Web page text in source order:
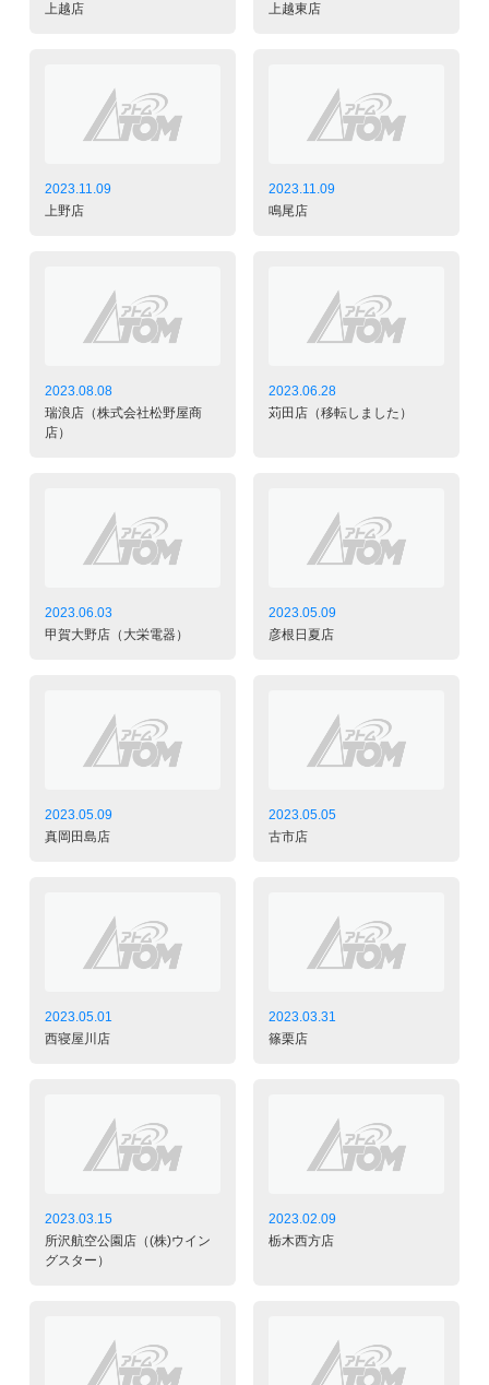
上越店
上越東店
2023.11.09
上野店
2023.11.09
鳴尾店
2023.08.08
瑞浪店（株式会社松野屋商
店）
2023.06.28
苅田店（移転しました）
2023.06.03
甲賀大野店（大栄電器）
2023.05.09
彦根日夏店
2023.05.09
真岡田島店
2023.05.05
古市店
2023.05.01
西寝屋川店
2023.03.31
篠栗店
2023.03.15
所沢航空公園店（(株)ウイン
グスター）
2023.02.09
栃木西方店